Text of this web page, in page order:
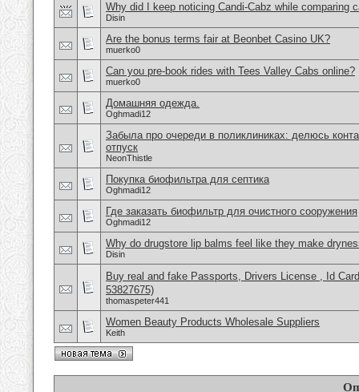
Why did I keep noticing Candi-Cabz while comparing
Disin
Are the bonus terms fair at Beonbet Casino UK?
muerko0
Can you pre-book rides with Tees Valley Cabs online?
muerko0
Домашняя одежда.
Oghmadi12
Забыла про очереди в поликлиниках: делюсь
отпуск
NeonThistle
Покупка биофильтра для септика
Oghmadi12
Где заказать биофильтр для очистного сооружения
Oghmadi12
Why do drugstore lip balms feel like they make
Disin
Buy real and fake Passports, Drivers License , Id
53827675)
thomaspeter441
Women Beauty Products Wholesale Suppliers
Keith